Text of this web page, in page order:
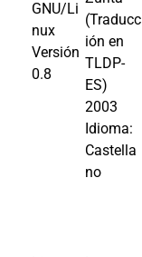
GNU/Li
nux
Versión
0.8
(Traducc
ión en
TLDP-
ES)
2003
Idioma:
Castella
no